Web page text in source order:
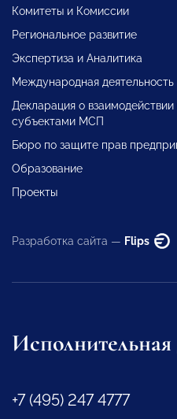
Комитеты и Комиссии
Региональное развитие
Экспертиза и Аналитика
Международная деятельность
Декларация о
субъектами МСП
Бюро по защите прав
Образование
Проекты
Разработка сайта — Flips
+7 (495) 247 4777